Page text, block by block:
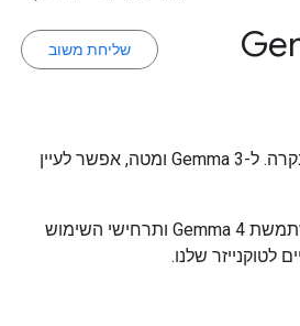
שליחת משוב
בסעיפים הבאים מפורטים אסימוני הבקרה שבהם משתמשת Gemma 4 ותרחישי השימוש
לטוקנייזר שלנו.